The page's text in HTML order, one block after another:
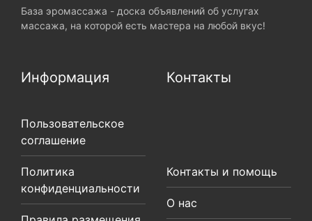
База эромассажа - доска объявлений об услугах
массажа, на которой есть мастера на любой вкус!
Информация
Пользовательское
соглашение
Политика
конфиденциальности
Контакты
Контакты и помощь
О нас